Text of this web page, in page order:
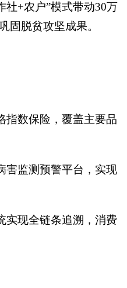
社+农户”模式带动30万
固脱贫攻坚成果。
指数保险，覆盖主要品
害监测预警平台，实现
实现全链条追溯，消费